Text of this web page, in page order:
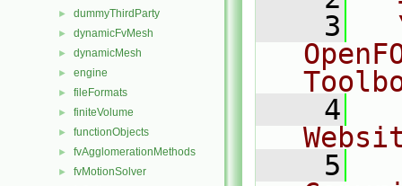
► dummyThirdParty
► dynamicFvMesh
► dynamicMesh
► engine
► fileFormats
► finiteVolume
► functionObjects
► fvAgglomerationMethods
► fvMotionSolver
    3
    4
    5